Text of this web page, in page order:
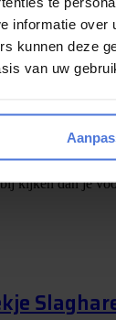
informatie
kunnen deze
van uw
De
kijken dan je